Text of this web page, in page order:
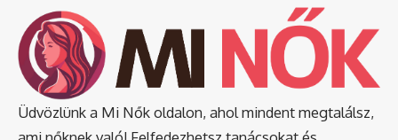
Üdvözlünk a Mi Nők oldalon, ahol mindent megtalálsz,